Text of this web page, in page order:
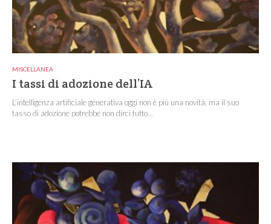
MISCELLANEA
I tassi di adozione dell’IA
L’intelligenza artificiale generativa oggi non è più una novità, ma il suo
tasso di adozione potrebbe non dirci tutto...